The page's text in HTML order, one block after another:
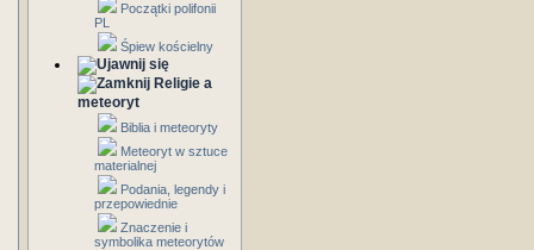
Początki polifonii
PL
Śpiew kościelny
Religie a
meteoryt
Biblia i meteoryty
Meteoryt w sztuce
materialnej
Podania, legendy i
przepowiednie
Znaczenie i
symbolika meteorytów